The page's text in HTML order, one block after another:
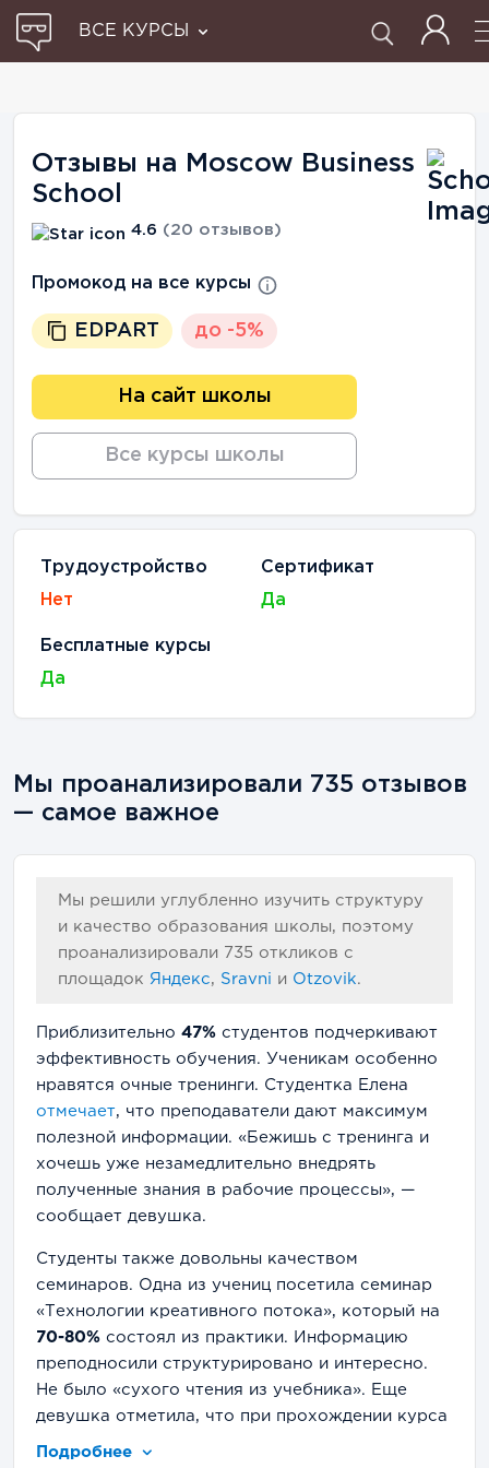
ВСЕ КУРСЫ
Отзывы на Moscow Business
School
4.6 (20 отзывов)
Промокод на все курсы
EDPART до -5%
На сайт школы
Все курсы школы
Трудоустройство
Нет
Сертификат
Да
Бесплатные курсы
Да
Мы проанализировали 735 отзывов
— самое важное
Мы решили углубленно изучить структуру
и качество образования школы, поэтому
проанализировали 735 откликов с
площадок Яндекс, Sravni и Otzovik.
Приблизительно 47% студентов подчеркивают
эффективность обучения. Ученикам особенно
нравятся очные тренинги. Студентка Елена
отмечает, что преподаватели дают максимум
полезной информации. «Бежишь с тренинга и
хочешь уже незамедлительно внедрять
полученные знания в рабочие процессы», —
сообщает девушка.
Студенты также довольны качеством
семинаров. Одна из учениц посетила семинар
«Технологии креативного потока», который на
70-80% состоял из практики. Информацию
преподносили структурировано и интересно.
Не было «сухого чтения из учебника». Еще
девушка отметила, что при прохождении курса
все темы, заявленные в программе,
Подробнее